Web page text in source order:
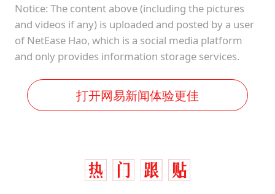
Notice: The content above (including the pictures
and videos if any) is uploaded and posted by a user
of NetEase Hao, which is a social media platform
and only provides information storage services.
打开网易新闻体验更佳